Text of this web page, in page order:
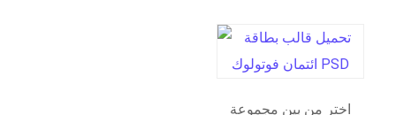
اختر من بين مجموعة